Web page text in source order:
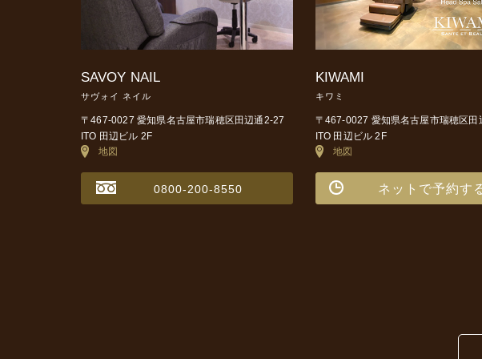
SAVOY NAIL
サヴォイ ネイル
〒467-0027 愛知県名古屋市瑞穂区田辺通2-27
ITO 田辺ビル 2F
地図
0800-200-8550
KIWAMI
キワミ
〒467-0027 愛知県名古屋市瑞穂区田
ITO 田辺ビル 2F
地図
ネットで予約す